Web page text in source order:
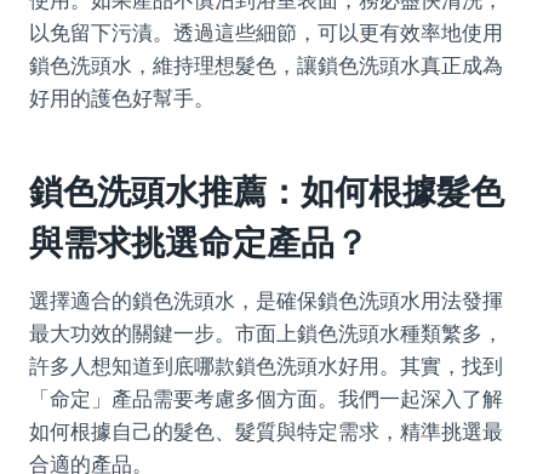
以免留下污漬。透過這些細節，可以更有效率地使用
鎖色洗頭水，維持理想髮色，讓鎖色洗頭水真正成為
好用的護色好幫手。
鎖色洗頭水推薦：如何根據髮色
與需求挑選命定產品？
選擇適合的鎖色洗頭水，是確保鎖色洗頭水用法發揮
最大功效的關鍵一步。市面上鎖色洗頭水種類繁多，
許多人想知道到底哪款鎖色洗頭水好用。其實，找到
「命定」產品需要考慮多個方面。我們一起深入了解
如何根據自己的髮色、髮質與特定需求，精準挑選最
合適的產品。